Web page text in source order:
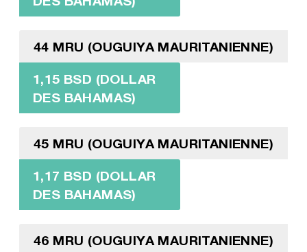
44 MRU (OUGUIYA MAURITANIENNE)
1,15 BSD (DOLLAR
DES BAHAMAS)
45 MRU (OUGUIYA MAURITANIENNE)
1,17 BSD (DOLLAR
DES BAHAMAS)
46 MRU (OUGUIYA MAURITANIENNE)